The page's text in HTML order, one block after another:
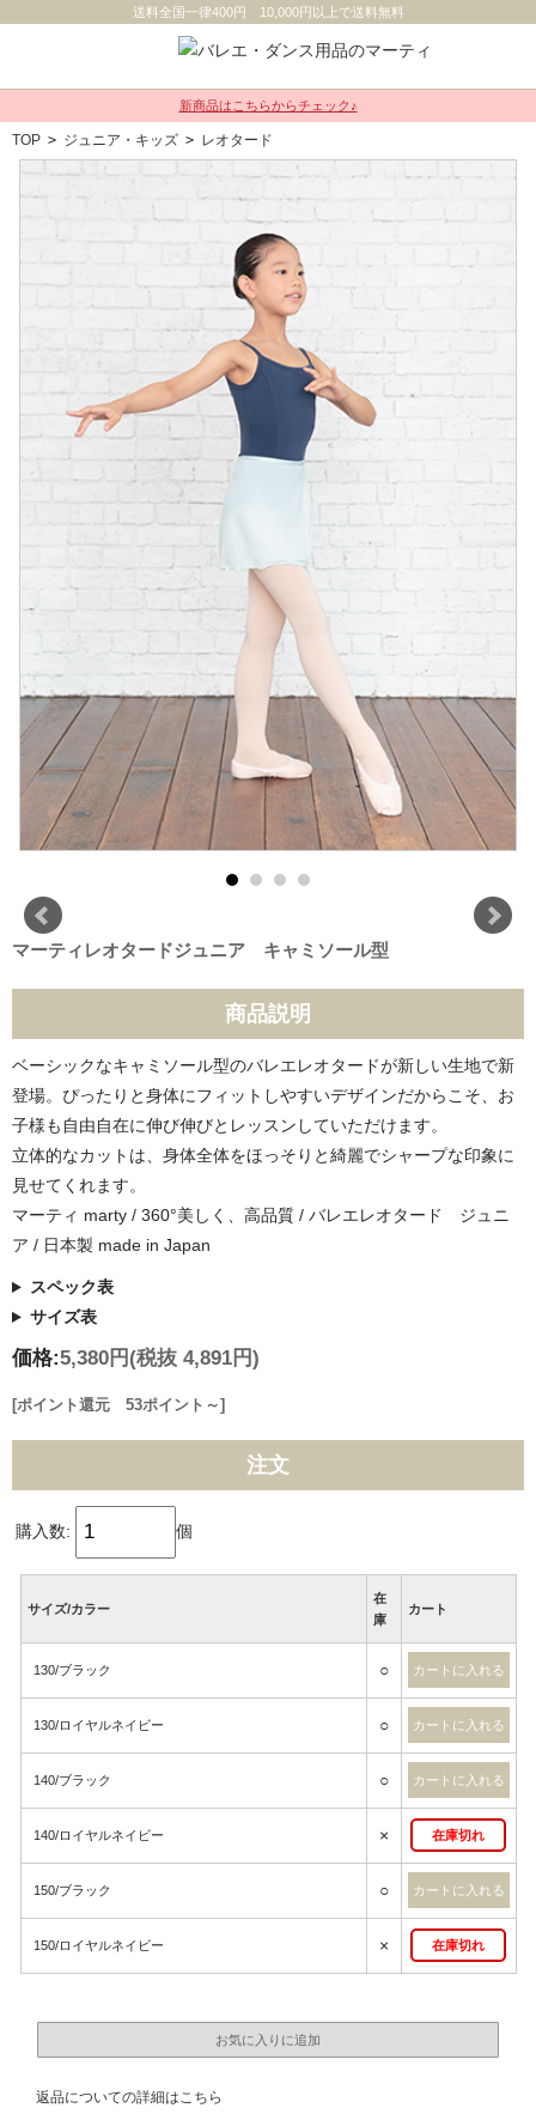
送料全国一律400円 10,000円以上で送料無料
新商品はこちらからチェック♪
TOP > ジュニア・キッズ > レオタード
マーティレオタードジュニア キャミソール型
商品説明
ベーシックなキャミソール型のバレエレオタードが新しい生地で新
登場。ぴったりと身体にフィットしやすいデザインだからこそ、お
子様も自由自在に伸び伸びとレッスンしていただけます。
立体的なカットは、身体全体をほっそりと綺麗でシャープな印象に
見せてくれます。
マーティ marty / 360°美しく、高品質 / バレエレオタード ジュニ
ア / 日本製 made in Japan
スペック表
サイズ表
価格:5,380円 (税抜 4,891円)
[ポイント還元 53ポイント～]
注文
購入数: 個
サイズ/カラー
在
庫
カート
130/ブラック ○
130/ロイヤルネイビー ○
140/ブラック ○
140/ロイヤルネイビー × 在庫切れ
150/ブラック ○
150/ロイヤルネイビー × 在庫切れ
返品についての詳細はこちら